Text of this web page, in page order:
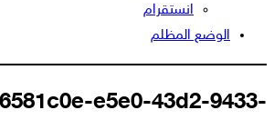
انستقرام
الوضع المظلم
e5e0-43d2-9433-